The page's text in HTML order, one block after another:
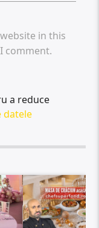
in this
comment.
a reduce
datele